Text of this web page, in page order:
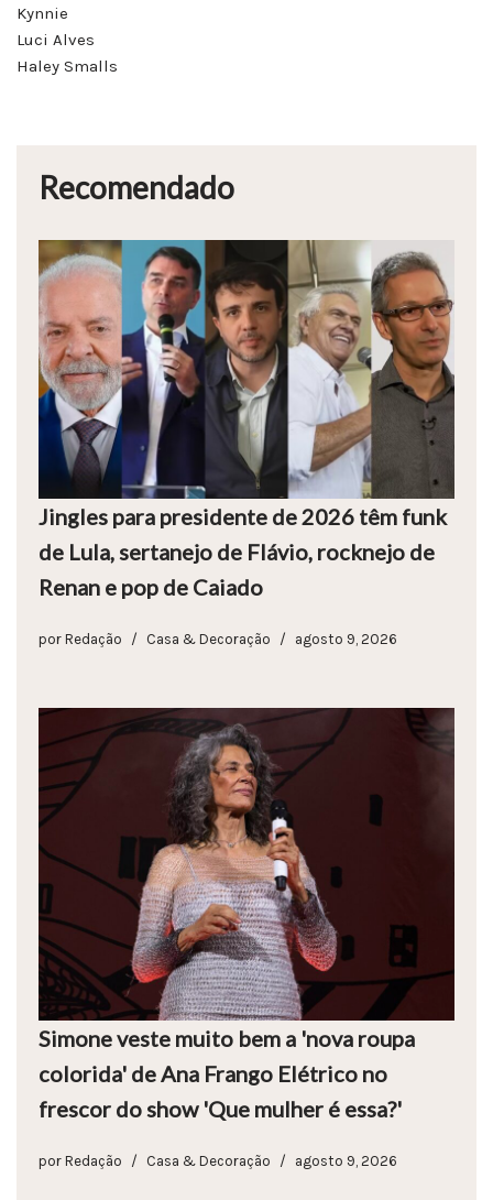
Kynnie
Luci Alves
Haley Smalls
Recomendado
Jingles para presidente de 2026 têm funk
de Lula, sertanejo de Flávio, rocknejo de
Renan e pop de Caiado
por Redação Casa & Decoração agosto 9, 2026
Simone veste muito bem a 'nova roupa
colorida' de Ana Frango Elétrico no
frescor do show 'Que mulher é essa?'
por Redação Casa & Decoração agosto 9, 2026